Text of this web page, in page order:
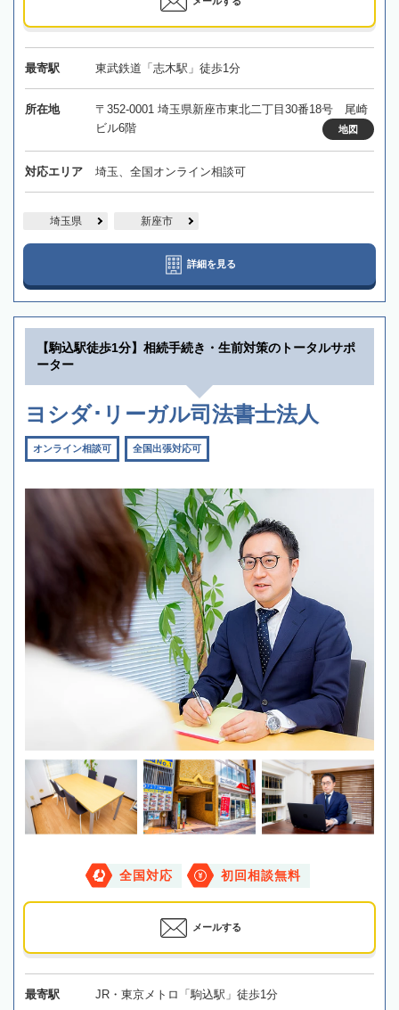
最寄駅 東武鉄道「志木駅」徒歩1分
所在地
〒352-0001 埼玉県新座市東北二丁目30番18号 尾崎
ビル6階
地図
対応エリア 埼玉、全国オンライン相談可
埼玉県 新座市
詳細を見る
【駒込駅徒歩1分】相続手続き・生前対策のトータルサポ
ーター
ヨシダ･リーガル司法書士法人
オンライン相談可 全国出張対応可
全国対応 初回相談無料
メールする
最寄駅 JR・東京メトロ「駒込駅」徒歩1分